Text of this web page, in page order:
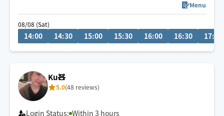
おすすめです😊
Menu
08/08 (Sat)
14:00 14:30 15:00 15:30 16:00 16:30 17:00
Ku🧸
5.0(48 reviews)
Login Status: Within 3 hours